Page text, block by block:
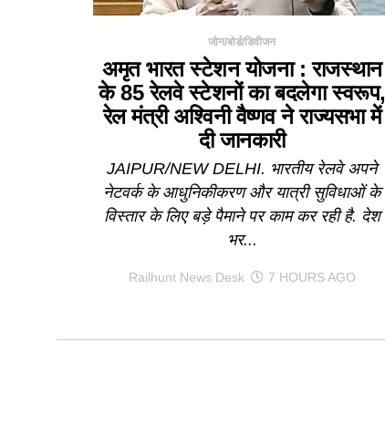
जोन/बोर्ड/डिवीजन
अमृत भारत स्टेशन योजना : राजस्थान
के 85 रेलवे स्टेशनों का बदलेगा स्वरूप,
रेल मंत्री अश्विनी वैष्णव ने राज्यसभा में
दी जानकारी
JAIPUR/NEW DELHI. भारतीय रेलवे अपने
नेटवर्क के आधुनिकीकरण और यात्री सुविधाओं के
विस्तार के लिए बड़े पैमाने पर काम कर रही है. देश
भर...
Railhunt News Desk 7 HOURS AGO